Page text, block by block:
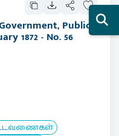
Public
1872 - No. 56